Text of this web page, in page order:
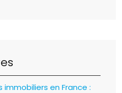
en France :